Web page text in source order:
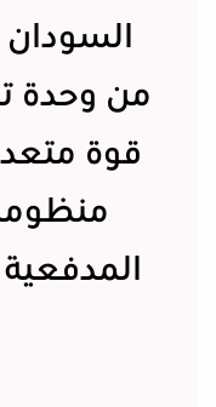
من وحدة
قوة